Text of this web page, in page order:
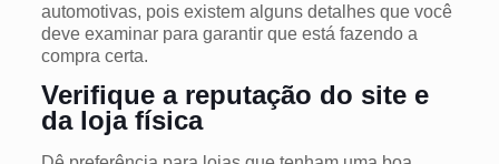
automotivas, pois existem alguns detalhes que você
deve examinar para garantir que está fazendo a
compra certa.
Verifique a reputação do site e
da loja física